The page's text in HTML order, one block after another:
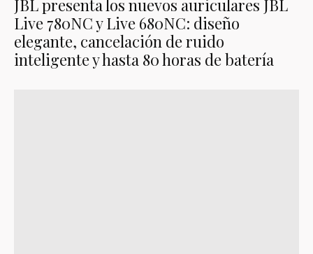
JBL presenta los nuevos auriculares JBL
Live 780NC y Live 680NC: diseño
elegante, cancelación de ruido
inteligente y hasta 80 horas de batería